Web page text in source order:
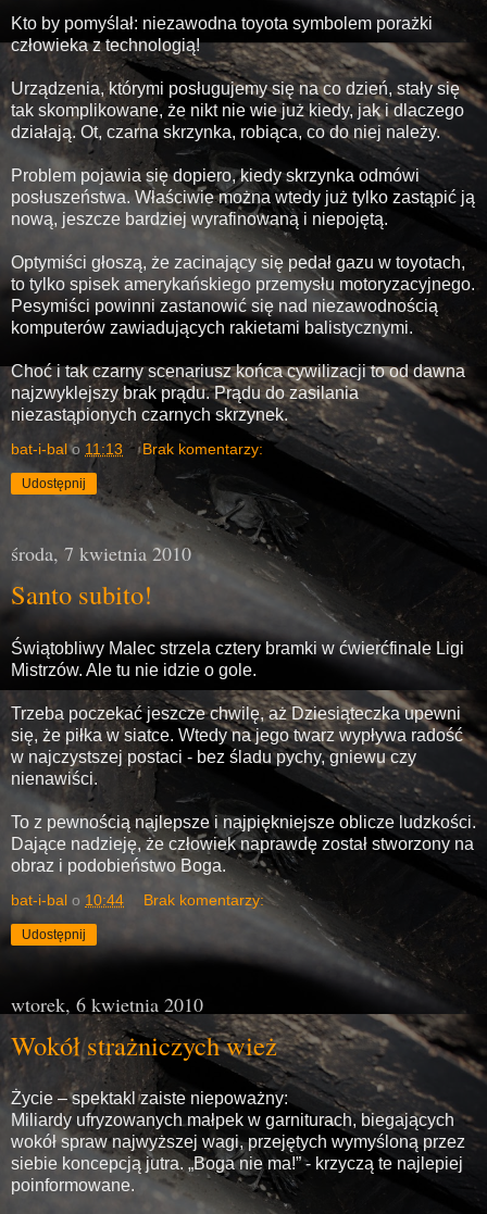
Kto by pomyślał: niezawodna toyota symbolem porażki
człowieka z technologią!
Urządzenia, którymi posługujemy się na co dzień, stały się
tak skomplikowane, że nikt nie wie już kiedy, jak i dlaczego
działają. Ot, czarna skrzynka, robiąca, co do niej należy.
Problem pojawia się dopiero, kiedy skrzynka odmówi
posłuszeństwa. Właściwie można wtedy już tylko zastąpić ją
nową, jeszcze bardziej wyrafinowaną i niepojętą.
Optymiści głoszą, że zacinający się pedał gazu w toyotach,
to tylko spisek amerykańskiego przemysłu motoryzacyjnego.
Pesymiści powinni zastanowić się nad niezawodnością
komputerów zawiadujących rakietami balistycznymi.
Choć i tak czarny scenariusz końca cywilizacji to od dawna
najzwyklejszy brak prądu. Prądu do zasilania
niezastąpionych czarnych skrzynek.
bat-i-bal o 11:13 Brak komentarzy:
Udostępnij
środa, 7 kwietnia 2010
Santo subito!
Świątobliwy Malec strzela cztery bramki w ćwierćfinale Ligi
Mistrzów. Ale tu nie idzie o gole.
Trzeba poczekać jeszcze chwilę, aż Dziesiąteczka upewni
się, że piłka w siatce. Wtedy na jego twarz wypływa radość
w najczystszej postaci - bez śladu pychy, gniewu czy
nienawiści.
To z pewnością najlepsze i najpiękniejsze oblicze ludzkości.
Dające nadzieję, że człowiek naprawdę został stworzony na
obraz i podobieństwo Boga.
bat-i-bal o 10:44 Brak komentarzy:
Udostępnij
wtorek, 6 kwietnia 2010
Wokół strażniczych wież
Życie – spektakl zaiste niepoważny:
Miliardy ufryzowanych małpek w garniturach, biegających
wokół spraw najwyższej wagi, przejętych wymyśloną przez
siebie koncepcją jutra. „Boga nie ma!” - krzyczą te najlepiej
poinformowane.